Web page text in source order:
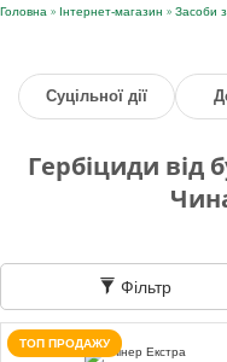
Безкоштовно по
Категорії
Щоденник
Доставка
Відгуки
Головна » Інтернет-магазин » Засоби
Суцільної дії
Гербіциди від
Фільтр
ТОП ПРОДАЖУ